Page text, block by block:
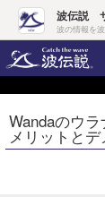
波伝説
波の情報を
ヘ
ログイン
Wandaのウ
メリットとデ
Core Surf